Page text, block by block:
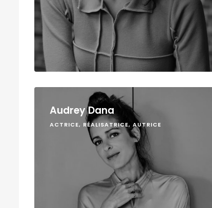
Audrey Dana
ACTRICE, RÉALISATRICE, AUTRICE